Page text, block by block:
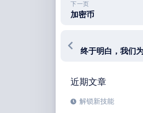
下一页
加密币
近期文章
解锁新技能